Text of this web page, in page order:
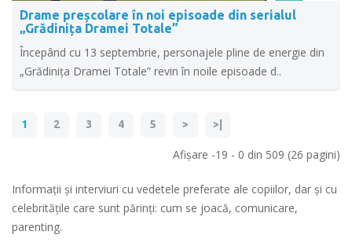
Drame preșcolare în noi episoade din serialul
„Grădinița Dramei Totale”
Începând cu 13 septembrie, personajele pline de energie din
„Grădinița Dramei Totale” revin în noile episoade d..
1 2 3 4 5 > >|
Afişare -19 - 0 din 509 (26 pagini)
Informații și interviuri cu vedetele preferate ale copiilor, dar și cu
celebritățile care sunt părinți: cum se joacă, comunicare,
parenting.